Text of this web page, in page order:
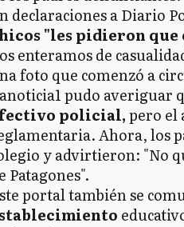
declaraciones a Diario
"les pidieron que
enteramos de
foto que comenzó a
pudo averiguar
policial,pero el
Ahora, los
y advirtieron: "No
Patagones".
portal también se